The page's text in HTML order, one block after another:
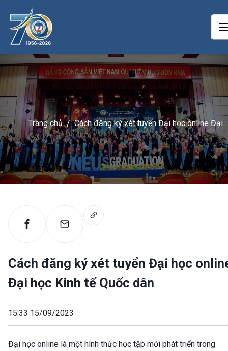
Trang chủ / Cách đăng ký xét tuyển Đại học online Đại
học Kinh tế Quốc dân
Cách đăng ký xét tuyển Đại học
Đại học Kinh tế Quốc dân
15:33 15/09/2023
Đại học online là một hình thức học tập mới phát triển trong